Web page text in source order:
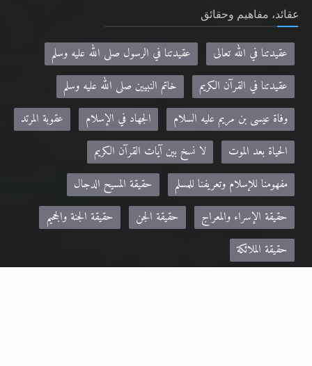
عقائد، مفاهيم وحقائق
عقيدتنا في الله تعالى
عقيدتنا في الرسول صلى الله عليه وسلم
عقيدتنا في القرآن الكريم
خاتم النبيين صلى الله عليه وسلم
وفاة عيسى بن مريم عليه السلام
الجهاد في الإسلام
عقوبة المرتد
الحياة بعد الموت
لا نسخ بين آيات القرآن الكريم
مفهومنا للإسلام وتعريفنا للمسلم
حقيقة المسيح الدجال
حقيقة الإسراء والمعراج
حقيقة الجن
حقيقة الجنة والجحيم
حقيقة الملائكة